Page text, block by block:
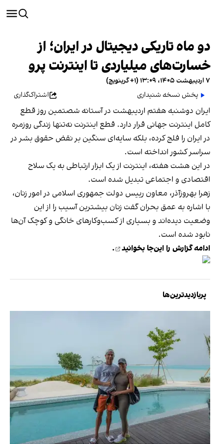
دو ماه تاریکی دیجیتال در ایران؛ از
خسارت‌های میلیاردی تا اینترنت پرو
۷ اردیبهشت ۱۴۰۵، ۱۳:۰۹ (‎+۱ گرینویچ)
پخش نسخه شنیداری
اشتراک‌گذاری
ایران دوشنبه هفتم اردیبهشت در آستانه شصتمین روز قطع
کامل اینترنت جهانی قرار دارد. قطع اینترنت نه‌تنها زندگی روزمره
در ایران را فلج کرده، بلکه سایه‌ای سنگین بر نقض حقوق بشر در
سراسر کشور انداخته است.
در این هشت هفته، اینترنت از یک ابزار ارتباطی به یک سلاح
اقتصادی و اجتماعی تبدیل شده است.
زهرا بهروز‌آذر، معاون رییس‌ دولت جمهوری اسلامی در امور زنان،
با اشاره به عمق بحران گفت زنان بیشترین آسیب را از این
وضعیت دیده‌اند و بسیاری از کسب‌وکارهای خانگی و کوچک آن‌ها
نابود شده است.
ادامه گزارش را این‌جا بخوانید .
پربازدیدترین‌ها